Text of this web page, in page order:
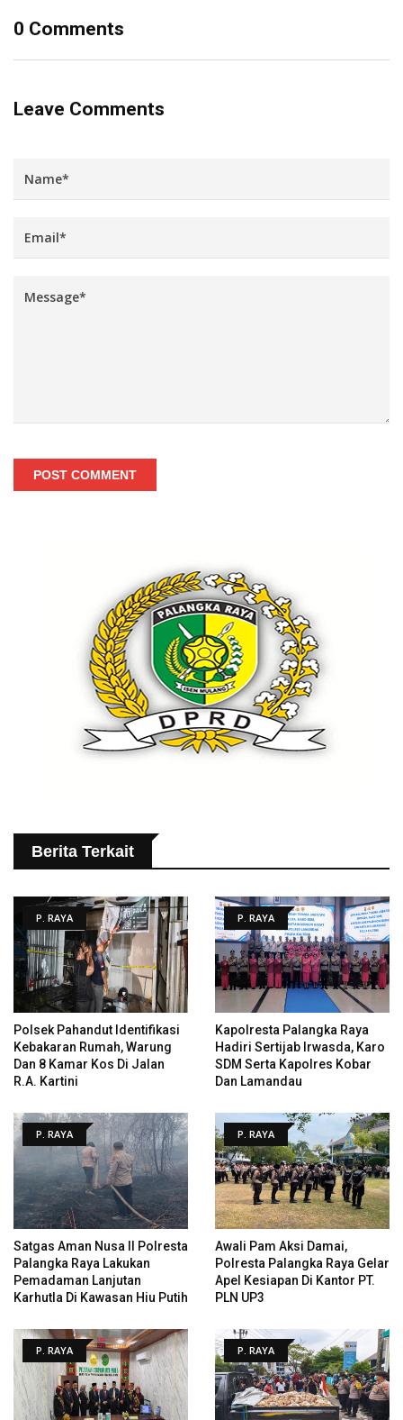
0 Comments
Leave Comments
POST COMMENT
Berita Terkait
P. RAYA
Polsek Pahandut Identifikasi
Kebakaran Rumah, Warung
Dan 8 Kamar Kos Di Jalan
R.A. Kartini
P. RAYA
Kapolresta Palangka Raya
Hadiri Sertijab Irwasda, Karo
SDM Serta Kapolres Kobar
Dan Lamandau
P. RAYA
Satgas Aman Nusa II Polresta
Palangka Raya Lakukan
Pemadaman Lanjutan
Karhutla Di Kawasan Hiu Putih
P. RAYA
Awali Pam Aksi Damai,
Polresta Palangka Raya Gelar
Apel Kesiapan Di Kantor PT.
PLN UP3
P. RAYA P. RAYA